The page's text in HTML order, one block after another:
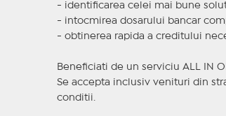
- identificarea celei mai bune
- intocmirea dosarului bancar
- obtinerea rapida a creditului
Beneficiati de un serviciu ALL IN
Se accepta inclusiv venituri din
conditii.